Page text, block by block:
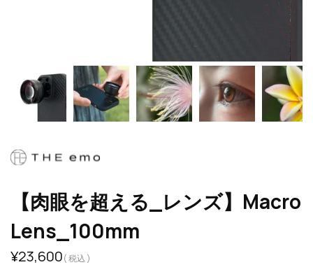
【肉眼を超える_レンズ】Macro
Lens_100mm
¥23,600 税込